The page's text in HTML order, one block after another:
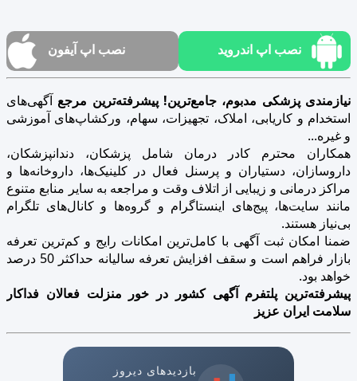
نصب اپ اندروید نصب اپ آیفون
نیازمندی پزشکی مدبوم، جامع‌ترین! پیشرفته‌ترین مرجع آگهی‌های
استخدام و کاریابی، املاک، تجهیزات، سهام، ورکشاپ‌های آموزشی
و غیره...
همکاران محترم کادر درمان شامل پزشکان، دندانپزشکان،
داروسازان، دستیاران و پرسنل فعال در کلینیک‌ها، داروخانه‌ها و
مراکز درمانی و زیبایی از اتلاف وقت و مراجعه به سایر منابع متنوع
مانند سایت‌ها، پیج‌های اینستاگرام و گروه‌ها و کانال‌های تلگرام
بی‌نیاز هستند.
ضمنا امکان ثبت آگهی با کامل‌ترین امکانات رایج و کم‌ترین تعرفه
بازار فراهم است و سقف افزایش تعرفه سالیانه حداکثر 50 درصد
خواهد بود.
پیشرفته‌ترین پلتفرم آگهی کشور در خور منزلت فعالان فداکار
سلامت ایران عزیز
بازدیدهای دیروز